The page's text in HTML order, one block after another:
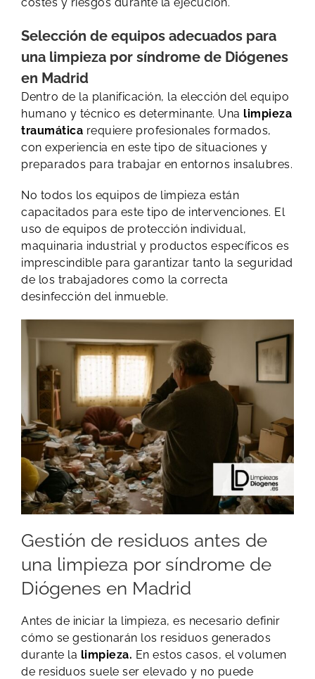
Selección de equipos adecuados para
una limpieza por síndrome de Diógenes
en Madrid
Dentro de la planificación, la elección del equipo
humano y técnico es determinante. Una limpieza
traumática requiere profesionales formados,
con experiencia en este tipo de situaciones y
preparados para trabajar en entornos insalubres.
No todos los equipos de limpieza están
capacitados para este tipo de intervenciones. El
uso de equipos de protección individual,
maquinaria industrial y productos específicos es
imprescindible para garantizar tanto la seguridad
de los trabajadores como la correcta
desinfección del inmueble.
Gestión de residuos antes de
una limpieza por síndrome de
Diógenes en Madrid
Antes de iniciar la limpieza, es necesario definir
cómo se gestionarán los residuos generados
durante la limpieza. En estos casos, el volumen
de residuos suele ser elevado y no puede